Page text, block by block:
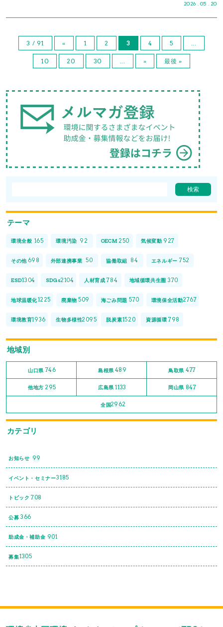
2026 . 05 . 20
3 / 91 « 1 2 3 4 5 ...
10 20 30 ... » 最後 »
テーマ
環境全般 165 環境汚染 92 OECM 250 気候変動 927
その他 698 外部連携事業 50 協働取組 84 エネルギー 752
ESD1304 SDGs2104 人材育成 784 地域循環共生圏 370
地球温暖化1225 廃棄物 509 海ごみ問題 570 環境保全活動2767
環境教育1936 生物多様性2095 脱炭素1520 資源循環 798
地域別
山口県 746 島根県 489 鳥取県 477
他地方 295 広島県 1133 岡山県 847
全国2962
カテゴリ
お知らせ 99
イベント・セミナー3185
トピック 708
公募 366
助成金・補助金 901
募集1305